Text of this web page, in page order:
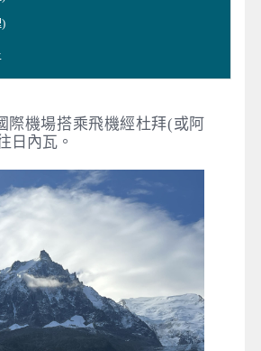
際機場搭乘飛機經杜拜(或阿
日內瓦。